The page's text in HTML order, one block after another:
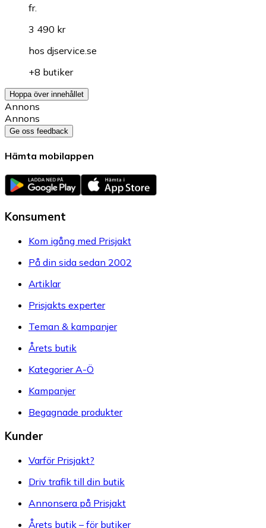
fr.
3 490 kr
hos djservice.se
+8 butiker
Hoppa över innehållet
Annons
Annons
Ge oss feedback
Hämta mobilappen
Konsument
Kom igång med Prisjakt
På din sida sedan 2002
Artiklar
Prisjakts experter
Teman & kampanjer
Årets butik
Kategorier A-Ö
Kampanjer
Begagnade produkter
Kunder
Varför Prisjakt?
Driv trafik till din butik
Annonsera på Prisjakt
Årets butik – för butiker